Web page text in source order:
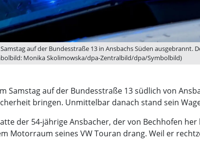
auf der Bundesstraße 13 in Ansbachs Süden ausgebrannt.
Monika Skolimowska/dpa-Zentralbild/dpa/Symbolbild)
Samstag auf der Bundesstraße 13 südlich von
bringen. Unmittelbar danach stand sein
der 54-jährige Ansbacher, der von Bechhofen
Motorraum seines VW Touran drang. Weil er